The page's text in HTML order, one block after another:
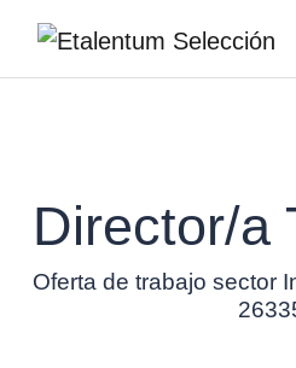
Director/a
Oferta de trabajo sector